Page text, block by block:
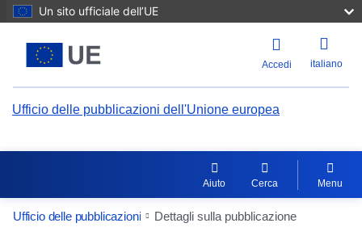
Un sito ufficiale dell’UE
Accedi italiano
Ufficio delle pubblicazioni dell'Unione europea
Aiuto Cerca Menu
Ufficio delle pubblicazioni Dettagli sulla pubblicazione